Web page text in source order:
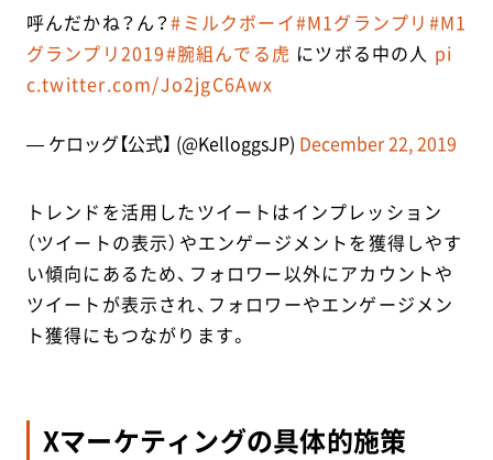
呼んだかね？ん？#ミルクボーイ#M1グランプリ #M1
グランプリ2019#腕組んでる虎 にツボる中の人 pi
c.twitter.com/Jo2jgC6Awx
— ケロッグ【公式】 (@KelloggsJP) December 22, 2019
トレンドを活用したツイートはインプレッション
（ツイートの表示）やエンゲージメントを獲得しやす
い傾向にあるため、フォロワー以外にアカウントや
ツイートが表示され、フォロワーやエンゲージメン
ト獲得にもつながります。
Xマーケティングの具体的施策